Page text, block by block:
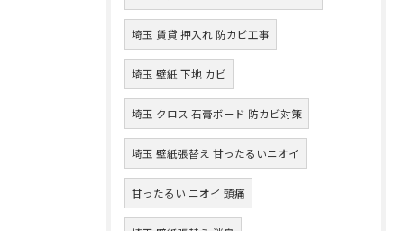
埼玉 賃貸 押入れ 防カビ工事
埼玉 壁紙 下地 カビ
埼玉 クロス 石膏ボード 防カビ対策
埼玉 壁紙張替え 甘ったるいニオイ
甘ったるい ニオイ 頭痛